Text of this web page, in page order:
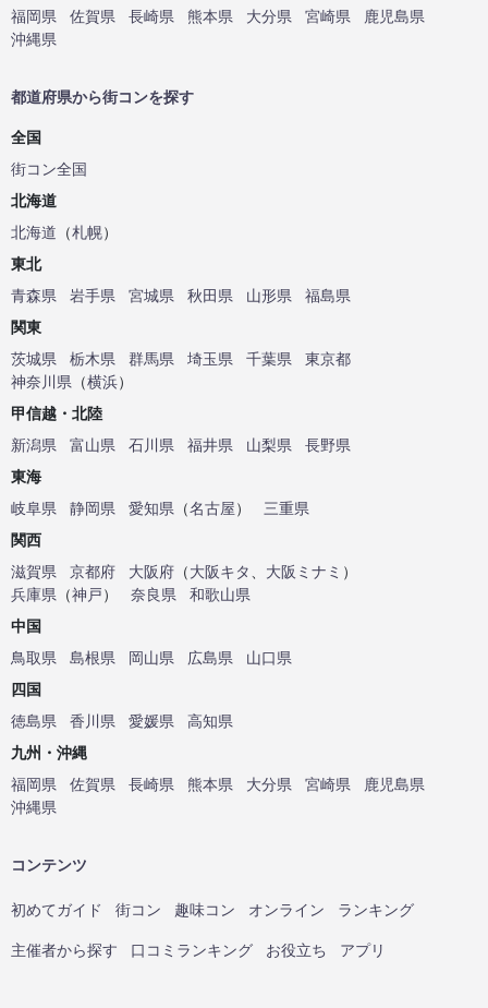
福岡県
佐賀県 長崎県 熊本県 大分県 宮崎県
鹿児島県
沖縄県
都道府県から街コンを探す
全国
街コン全国
北海道
北海道 （札幌）
東北
青森県
岩手県 宮城県 秋田県 山形県
福島県
関東
茨城県
栃木県 群馬県 埼玉県 千葉県
東京都
神奈川県 （横浜）
甲信越・北陸
新潟県
富山県 石川県 福井県 山梨県
長野県
東海
岐阜県
静岡県 愛知県 （名古屋）
三重県
関西
滋賀県
京都府 大阪府 （大阪キタ 大阪ミナミ ）
兵庫県 （神戸） 奈良県
和歌山県
中国
鳥取県
島根県 岡山県 広島県
山口県
四国
徳島県
香川県 愛媛県
高知県
九州・沖縄
福岡県
佐賀県 長崎県 熊本県 大分県 宮崎県
鹿児島県
沖縄県
コンテンツ
初めてガイド 街コン 趣味コン オンライン ランキング
主催者から探す 口コミランキング お役立ち アプリ